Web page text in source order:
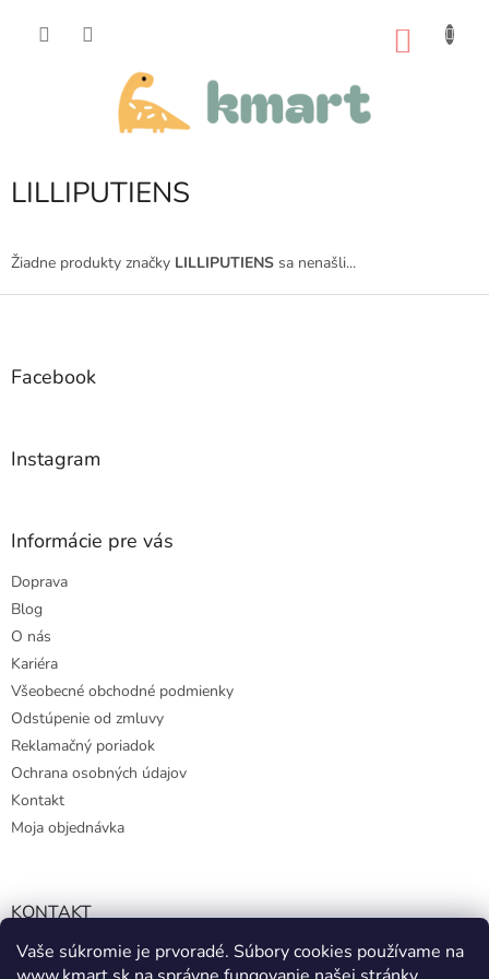
Vaše súkromie je prvoradé. Súbory cookies používame na
LILLIPUTIENS
Žiadne produkty značky LILLIPUTIENS sa nenašli...
Z
Facebook
Instagram
Informácie pre vás
Doprava
Blog
O nás
Kariéra
Všeobecné obchodné podmienky
Odstúpenie od zmluvy
Reklamačný poriadok
Ochrana osobných údajov
Kontakt
Moja objednávka
KONTAKT
info@kmart.sk